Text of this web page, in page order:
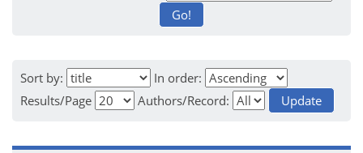
Sort by:
In order:
Results/Page
Authors/Record: